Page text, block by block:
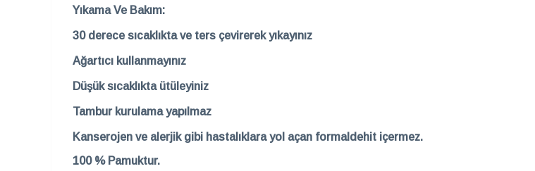
Yıkama Ve Bakım:
30 derece sıcaklıkta ve ters çevirerek yıkayınız
Ağartıcı kullanmayınız
Düşük sıcaklıkta ütüleyiniz
Tambur kurulama yapılmaz
Kanserojen ve alerjik gibi hastalıklara yol açan formaldehit içermez.
100 % Pamuktur.